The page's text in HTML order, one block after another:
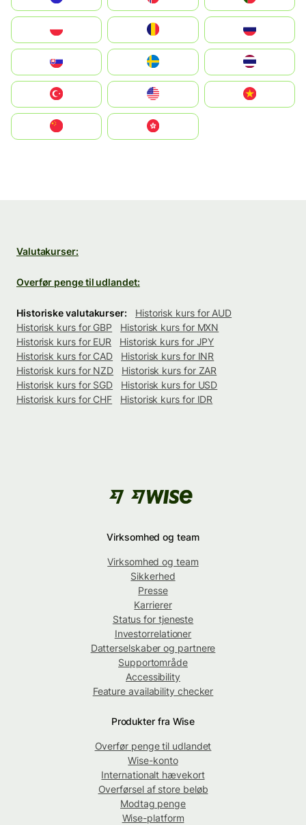
United States
中國香港特別行政區
Valutakurser:
Overfør penge til udlandet:
Historiske valutakurser:
Historisk kurs for AUD
Historisk kurs for GBP
Historisk kurs for MXN
Historisk kurs for EUR
Historisk kurs for JPY
Historisk kurs for CAD
Historisk kurs for INR
Historisk kurs for NZD
Historisk kurs for ZAR
Historisk kurs for SGD
Historisk kurs for USD
Historisk kurs for CHF
Historisk kurs for IDR
Virksomhed og team
Virksomhed og team
Sikkerhed
Presse
Karrierer
Status for tjeneste
Investorrelationer
Datterselskaber og partnere
Supportområde
Accessibility
Feature availability checker
Produkter fra Wise
Overfør penge til udlandet
Wise-konto
Internationalt hævekort
Overførsel af store beløb
Modtag penge
Wise-platform